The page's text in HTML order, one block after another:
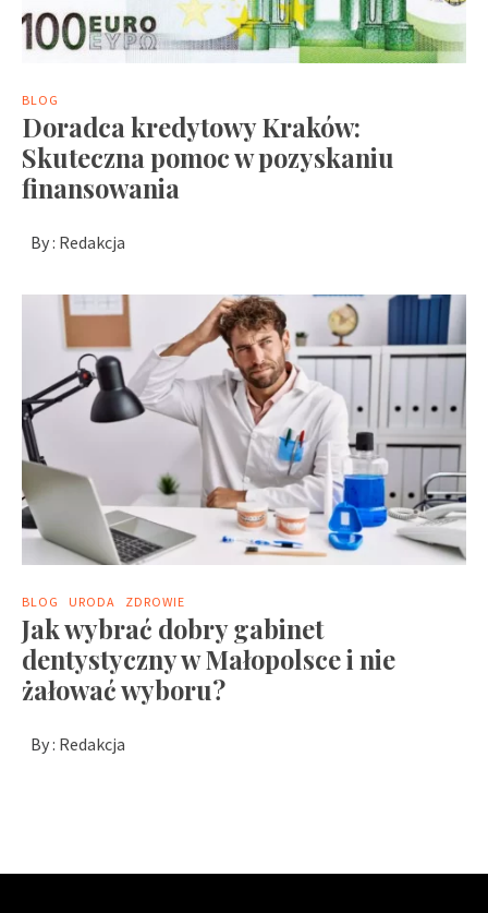
BLOG
Doradca kredytowy Kraków:
Skuteczna pomoc w pozyskaniu
finansowania
By : Redakcja
BLOG URODA ZDROWIE
Jak wybrać dobry gabinet
dentystyczny w Małopolsce i nie
żałować wyboru?
By : Redakcja